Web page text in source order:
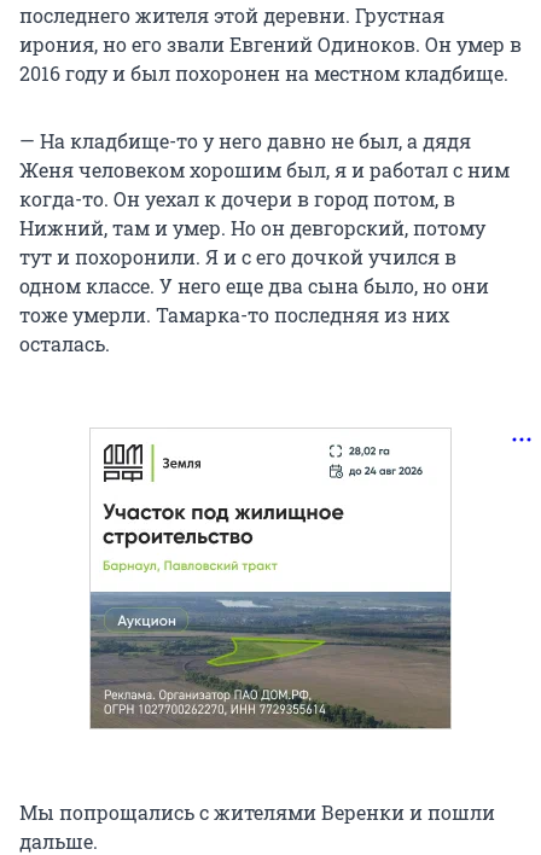
последнего жителя этой деревни. Грустная
ирония, но его звали Евгений Одиноков. Он умер в
2016 году и был похоронен на местном кладбище.
— На кладбище-то у него давно не был, а дядя
Женя человеком хорошим был, я и работал с ним
когда-то. Он уехал к дочери в город потом, в
Нижний, там и умер. Но он девгорский, потому
тут и похоронили. Я и с его дочкой учился в
одном классе. У него еще два сына было, но они
тоже умерли. Тамарка-то последняя из них
осталась.
Мы попрощались с жителями Веренки и пошли
дальше.